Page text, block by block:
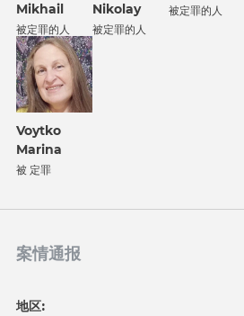
Mikhail
被定罪的人
Nikolay
被定罪的人
被定罪的人
Voytko
Marina
被 定罪
案情通报
地区: